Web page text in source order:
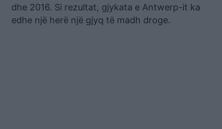
dhe 2016. Si rezultat, gjykata e Antwerp-it ka
edhe një herë një gjyq të madh droge.